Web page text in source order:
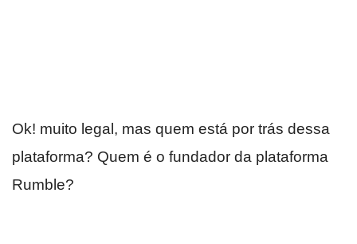
Ok! muito legal, mas quem está por trás dessa
plataforma? Quem é o fundador da plataforma
Rumble?